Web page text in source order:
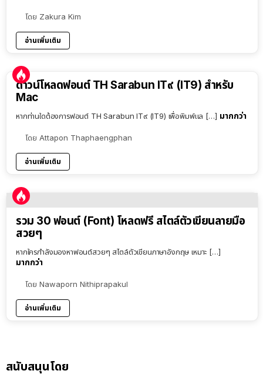
โดย Zakura Kim
อ่านเพิ่มเติม
ดาวน์โหลดฟอนต์ TH Sarabun IT๙ (IT9) สำหรับ
Mac
หากท่านใดต้องการฟอนต์ TH Sarabun IT๙ (IT9) เพื่อพิมพ์แล […] มากกว่า
โดย Attapon Thaphaengphan
อ่านเพิ่มเติม
รวม 30 ฟอนต์ (Font) โหลดฟรี สไตล์ตัวเขียนลายมือ
สวยๆ
หากใครกำลังมองหาฟอนต์สวยๆ สไตล์ตัวเขียนภาษาอังกฤษ เหมาะ […]
มากกว่า
โดย Nawaporn Nithiprapakul
อ่านเพิ่มเติม
สนับสนุนโดย